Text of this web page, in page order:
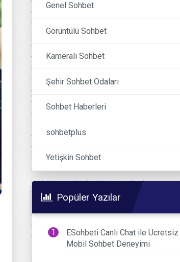
Genel Sohbet
Görüntülü Sohbet
Kameralı Sohbet
Şehir Sohbet Odaları
Sohbet Haberleri
sohbetplus
Yetişkin Sohbet
Popüler Yazılar
ESohbeti Canlı Chat ile Ücretsiz
Mobil Sohbet Deneyimi